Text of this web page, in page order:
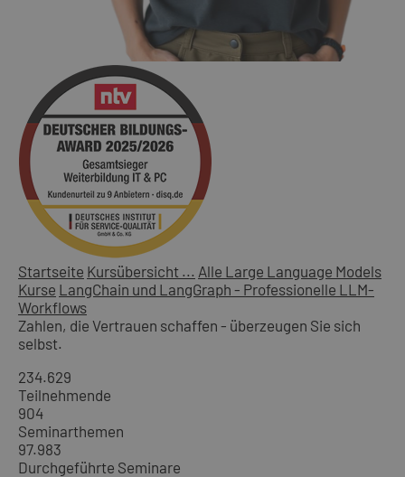
Startseite Kursübersicht ... Alle Large Language Models
Kurse LangChain und LangGraph - Professionelle LLM-
Workflows
Zahlen, die Vertrauen schaffen - überzeugen Sie sich
selbst.
234.629
Teilnehmende
904
Seminarthemen
97.983
Durchgeführte Seminare